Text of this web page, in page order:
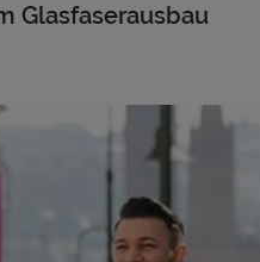
Glasfaserausbau